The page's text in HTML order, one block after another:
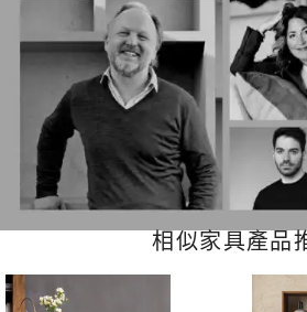
相似家具產品